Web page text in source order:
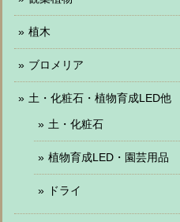
植木
ブロメリア
土・化粧石・植物育成LED他
土・化粧石
植物育成LED・園芸用品
ドライ